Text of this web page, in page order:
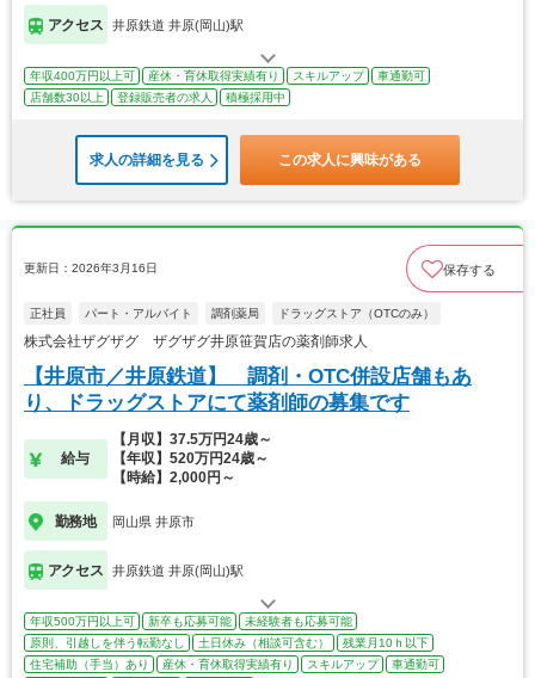
アクセス 井原鉄道 井原(岡山)駅
年収400万円以上可 産休・育休取得実績有り スキルアップ
車通勤可
店舗数30以上
登録販売者の求人 積極採用中
求人の詳細を見る この求人に興味がある
更新日：2026年3月16日 保存する
正社員 パート・アルバイト 調剤薬局 ドラッグストア（OTCのみ）
株式会社ザグザグ ザグザグ井原笹賀店の薬剤師求人
【井原市／井原鉄道】 調剤・OTC併設店舗もあ
り、ドラッグストアにて薬剤師の募集です
給与
【月収】37.5万円24歳～
【年収】520万円24歳～
【時給】2,000円～
勤務地 岡山県 井原市
アクセス 井原鉄道 井原(岡山)駅
年収500万円以上可 新卒も応募可能
未経験者も応募可能
原則、引越しを伴う転勤なし
土日休み（相談可含む）
残業月10ｈ以下
住宅補助（手当）あり
産休・育休取得実績有り スキルアップ
車通勤可